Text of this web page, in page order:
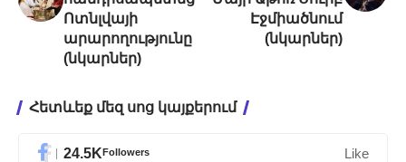
Ոտնլվայի
արարողությունը
(նկարներ)
Էջմիածնում
(նկարներ)
Հետևեք մեզ սոց կայքերում
24.5KFollowers Like